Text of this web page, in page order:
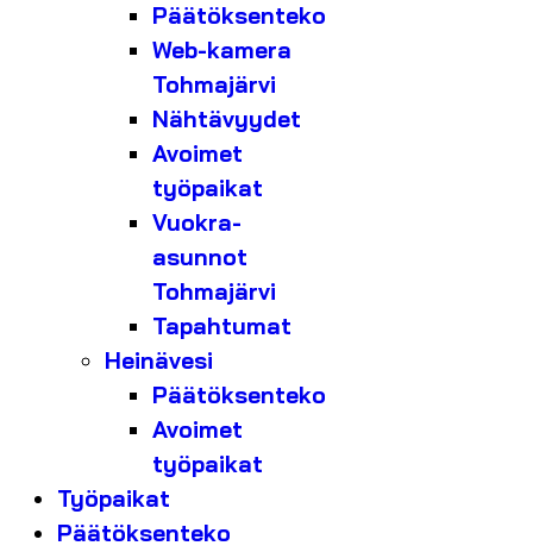
Päätöksenteko
Web-kamera
Tohmajärvi
Nähtävyydet
Avoimet
työpaikat
Vuokra-
asunnot
Tohmajärvi
Tapahtumat
Heinävesi
Päätöksenteko
Avoimet
työpaikat
Työpaikat
Päätöksenteko